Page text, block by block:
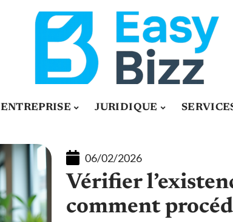
ENTREPRISE JURIDIQUE
06/02/2026
Vérifier
comment